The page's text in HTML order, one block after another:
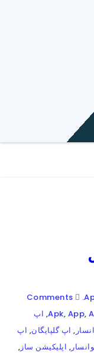
Apk, App,
, اپ
, اپ گلپایگان, اپ
, اپلیکیشن ساز ,